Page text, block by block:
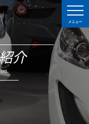
メニュー
介